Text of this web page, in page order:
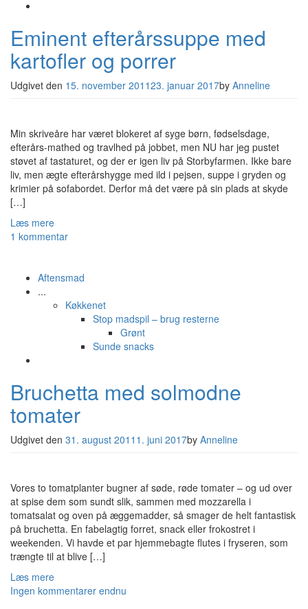
Eminent efterårssuppe med
kartofler og porrer
Udgivet den 15. november 201123. januar 2017by Anneline
Min skriveåre har været blokeret af syge børn, fødselsdage,
efterårs-mathed og travlhed på jobbet, men NU har jeg pustet
støvet af tastaturet, og der er igen liv på Storbyfarmen. Ikke bare
liv, men ægte efterårshygge med ild i pejsen, suppe i gryden og
krimier på sofabordet. Derfor må det være på sin plads at skyde
[…]
Læs mere
1 kommentar
Aftensmad
...
Køkkenet
Stop madspil – brug resterne
Grønt
Sunde snacks
Bruchetta med solmodne
tomater
Udgivet den 31. august 2011 1. juni 2017by Anneline
Vores to tomatplanter bugner af søde, røde tomater – og ud over
at spise dem som sundt slik, sammen med mozzarella i
tomatsalat og oven på æggemadder, så smager de helt fantastisk
på bruchetta. En fabelagtig forret, snack eller frokostret i
weekenden. Vi havde et par hjemmebagte flutes i fryseren, som
trængte til at blive […]
Læs mere
Ingen kommentarer endnu